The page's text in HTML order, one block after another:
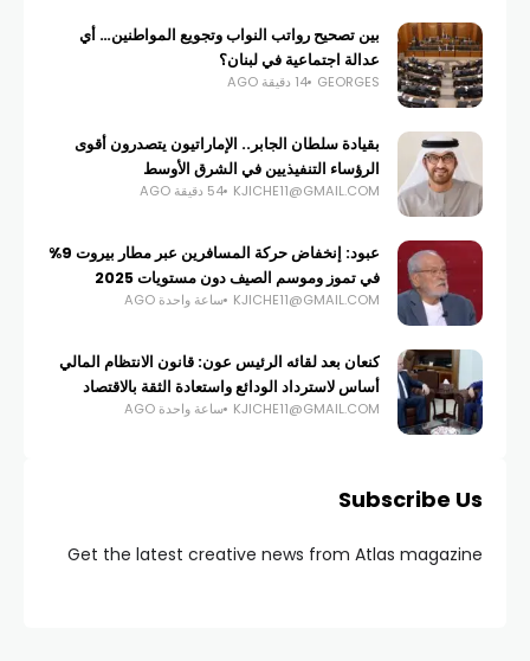
بين تصحيح رواتب النواب وتجويع المواطنين… أي
عدالة اجتماعية في لبنان؟
GEORGES 14 دقيقة AGO
بقيادة سلطان الجابر.. الإماراتيون يتصدرون أقوى
الرؤساء التنفيذيين في الشرق الأوسط
KJICHE11@GMAIL.COM 54 دقيقة AGO
عبود: إنخفاض حركة المسافرين عبر مطار بيروت 9%
في تموز وموسم الصيف دون مستويات 2025
KJICHE11@GMAIL.COM ساعة واحدة AGO
كنعان بعد لقائه الرئيس عون: قانون الانتظام المالي
أساس لاسترداد الودائع واستعادة الثقة بالاقتصاد
KJICHE11@GMAIL.COM ساعة واحدة AGO
Subscribe Us
Get the latest creative news from Atlas magazine